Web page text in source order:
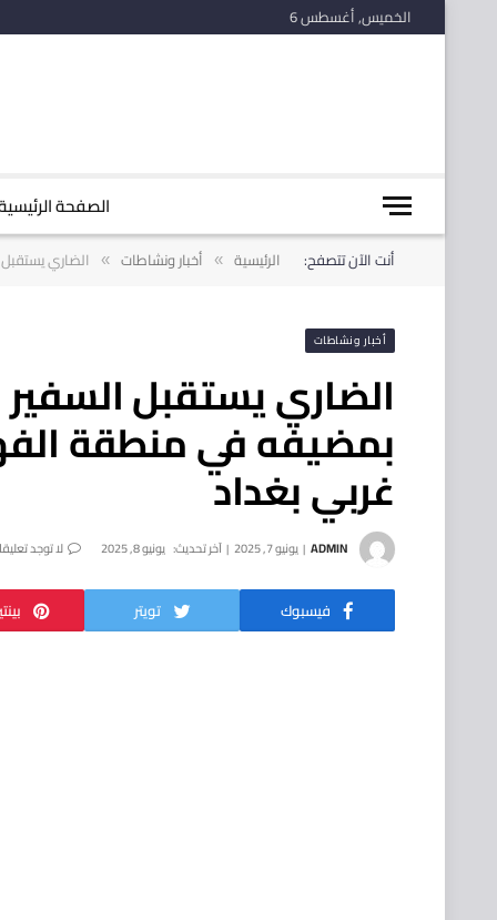
الخميس, أغسطس 6
الصفحة
أنت الآن تتصفح: الرئيسية » أخبار ونشاطات » الضاري
أخبار ونشاطات
الضاري يستقبل
بمضيفه في منطقة
غربي بغداد
ADMIN يونيو 7, 2025 آخر تحديث: يونيو 8, 2025 لا توجد
فيسبوك تويتر